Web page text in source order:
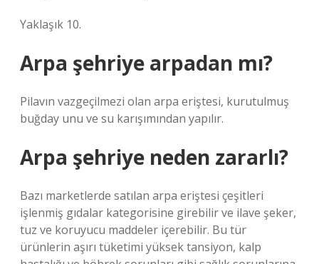
Yaklaşık 10.
Arpa şehriye arpadan mı?
Pilavın vazgeçilmezi olan arpa eriştesi, kurutulmuş
buğday unu ve su karışımından yapılır.
Arpa şehriye neden zararlı?
Bazı marketlerde satılan arpa eriştesi çeşitleri
işlenmiş gıdalar kategorisine girebilir ve ilave şeker,
tuz ve koruyucu maddeler içerebilir. Bu tür
ürünlerin aşırı tüketimi yüksek tansiyon, kalp